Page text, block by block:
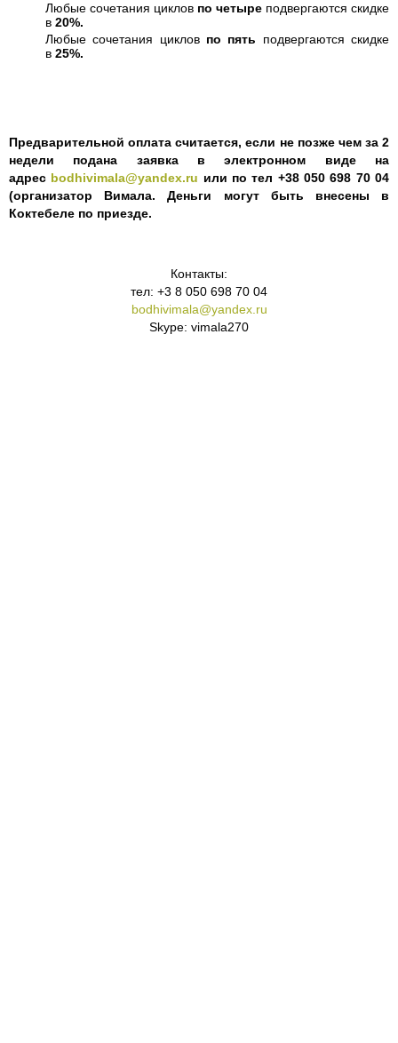
Любые сочетания циклов по четыре подвергаются скидке
в 20%.
Любые сочетания циклов по пять подвергаются скидке
в 25%.
Предварительной оплата считается, если не позже чем за 2
недели подана заявка в электронном виде на
адрес bodhivimala@yandex.ru или по тел +38 050 698 70 04
(организатор Вимала. Деньги могут быть внесены в
Коктебеле по приезде.
Контакты:
тел: +3 8 050 698 70 04
bodhivimala@yandex.ru
Skype: vimala270